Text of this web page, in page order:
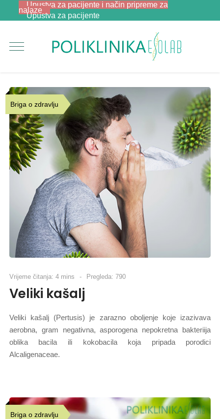
Upustva za pacijente i način pripreme za
nalaze
Upustva za pacijente
Briga o zdravlju
Vrijeme čitanja: 4 mins Pregleda: 790
Veliki kašalj
Veliki kašalj (Pertusis) je zarazno oboljenje koje izazivava
aerobna, gram negativna, asporogena nepokretna bakteriija
oblika bacila ili kokobacila koja pripada porodici
Alcaligenaceae.
Briga o zdravlju